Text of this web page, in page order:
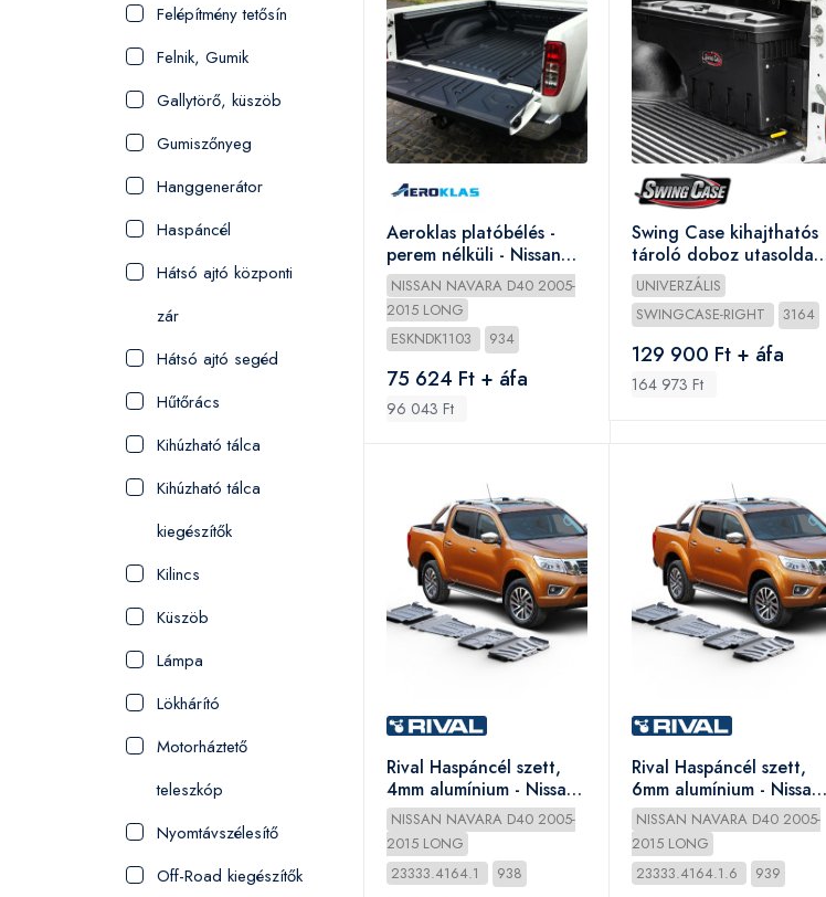
Felépítmény tetősín
Felnik, Gumik
Gallytörő, küszöb
Gumiszőnyeg
Hanggenerátor
Haspáncél
Hátsó ajtó központi
zár
Hátsó ajtó segéd
Hűtőrács
Kihúzható tálca
Kihúzható tálca
kiegészítők
Kilincs
Küszöb
Lámpa
Lökhárító
Motorháztető
teleszkóp
Nyomtávszélesítő
Off-Road kiegészítők
Aeroklas platóbélés -
perem nélküli - Nissan
D/C 2010-2015
NISSAN NAVARA D40 2005-
2015 LONG
ESKNDK1103
934
75 624 Ft + áfa
96 043 Ft
Swing Case kihajthatós
tároló doboz utasoldali
(jobb)
UNIVERZÁLIS
SWINGCASE-RIGHT
3164
129 900 Ft + áfa
164 973 Ft
Rival Haspáncél szett,
4mm alumínium - Nissan
Navara 2005-
NISSAN NAVARA D40 2005-
2015 LONG
23333.4164.1
938
Rival Haspáncél szett,
6mm alumínium - Nissan
Navara 2005-
NISSAN NAVARA D40 2005-
2015 LONG
23333.4164.1.6
939